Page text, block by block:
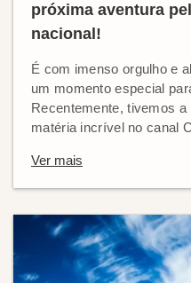
próxima aventura
nacional!
É com imenso orgulho e
um momento especial
Recentemente, tivemos
matéria incrível no canal
Ver mais